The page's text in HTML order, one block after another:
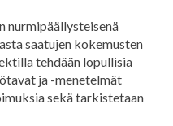
nurmipäällysteisenä
saatujen kokemusten
tehdään lopullisia
ja -menetelmät
sekä tarkistetaan